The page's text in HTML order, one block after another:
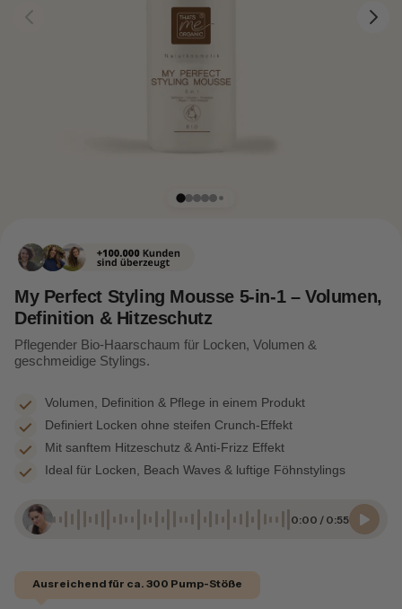
My Perfect Styling Mousse 5-in-1 – Volumen,
Definition & Hitzeschutz
Pflegender Bio-Haarschaum für Locken, Volumen &
geschmeidige Stylings.
Volumen, Definition & Pflege in einem Produkt
Definiert Locken ohne steifen Crunch-Effekt
Mit sanftem Hitzeschutz & Anti-Frizz Effekt
Ideal für Locken, Beach Waves & luftige Föhnstylings
0:00 / 0:55
Ausreichend für ca. 300 Pump-Stöße